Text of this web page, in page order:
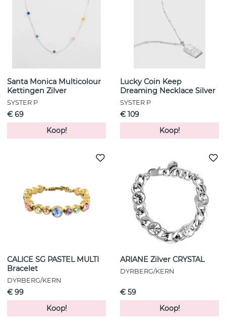
Santa Monica Multicolour
Kettingen Zilver
SYSTER P
€ 69
Koop!
Lucky Coin Keep
Dreaming Necklace Silver
SYSTER P
€ 109
Koop!
CALICE SG PASTEL MULTI
Bracelet
DYRBERG/KERN
€ 99
Koop!
ARIANE Zilver CRYSTAL
DYRBERG/KERN
€ 59
Koop!